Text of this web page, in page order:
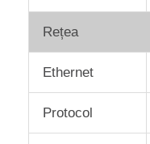
Rețea
Ethernet
Protocol